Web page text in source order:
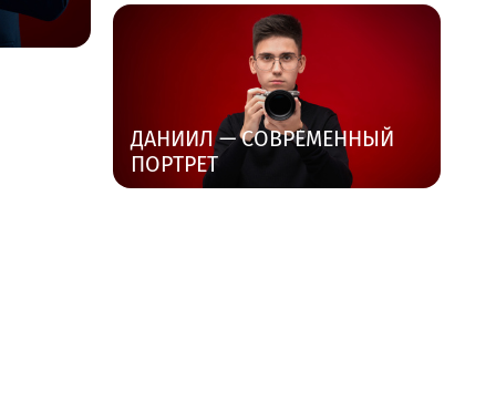
ДАНИИЛ — СОВРЕМЕННЫЙ
ПОРТРЕТ